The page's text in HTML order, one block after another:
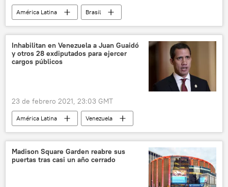
América Latina Brasil
Inhabilitan en Venezuela a Juan Guaidó
y otros 28 exdiputados para ejercer
cargos públicos
23 de febrero 2021, 23:03 GMT
América Latina
Venezuela
Juan Guaidó
Madison Square Garden reabre sus
puertas tras casi un año cerrado